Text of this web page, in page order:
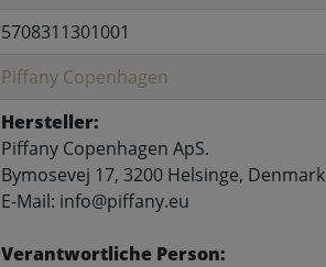
5708311301001
Piffany Copenhagen
Hersteller:
Piffany Copenhagen ApS.
Bymosevej 17, 3200 Helsinge, Denmark
E-Mail: info@piffany.eu
Verantwortliche Person: